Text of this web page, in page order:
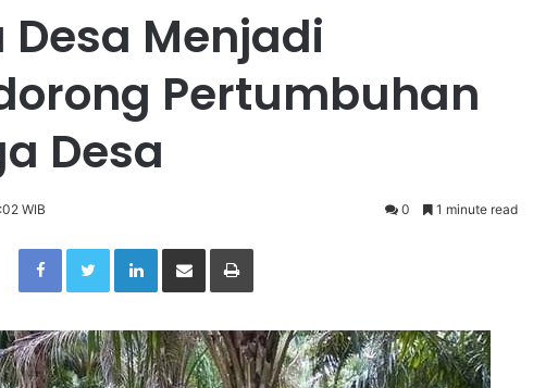
Menjadi
Pertumbuhan
Desa
WIB 0 1 minute read
Facebook Twitter LinkedIn